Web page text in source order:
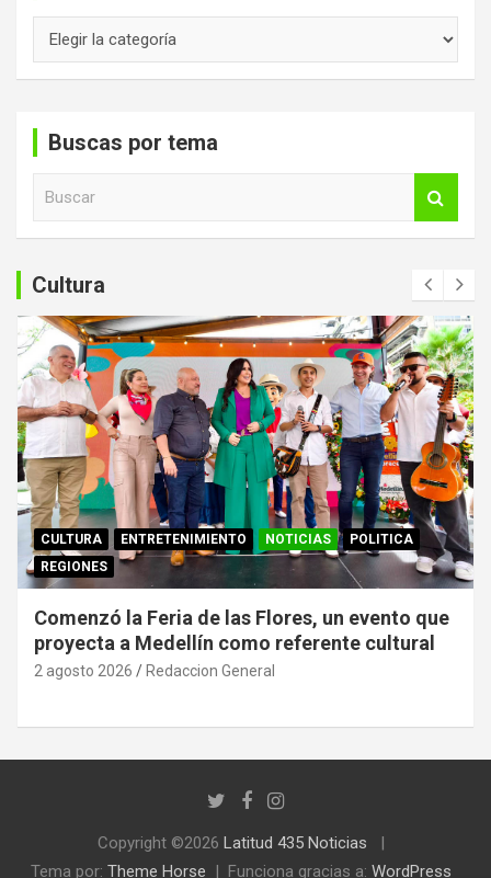
Buscas por tema
a
r
Cultura
CULTURA ENTRETENIMIENTO NOTICIAS
POLITICA
REGIONES
Comenzó la Feria de las Flores, un evento que
proyecta a Medellín como referente cultural
2 agosto 2026 Redaccion General
Copyright ©2026 Latitud 435 Noticias
Tema por: Theme Horse Funciona gracias a: WordPress